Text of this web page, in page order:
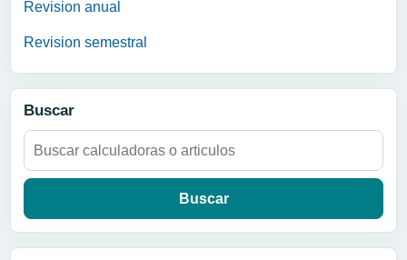
Revision anual
Revision semestral
Buscar
Buscar: